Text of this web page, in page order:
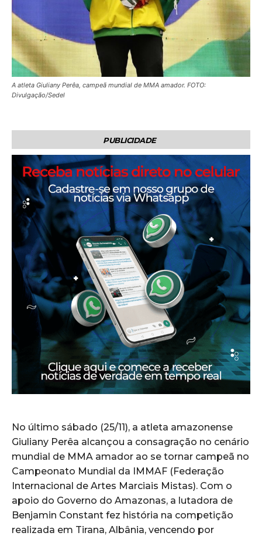
A atleta Giuliany Perêa, campeã mundial de MMA amador. FOTO:
Divulgação/Sedel
PUBLICIDADE
No último sábado (25/11), a atleta amazonense
Giuliany Perêa alcançou a consagração no cenário
mundial de MMA amador ao se tornar campeã no
Campeonato Mundial da IMMAF (Federação
Internacional de Artes Marciais Mistas). Com o
apoio do Governo do Amazonas, a lutadora de
Benjamin Constant fez história na competição
realizada em Tirana, Albânia, vencendo por